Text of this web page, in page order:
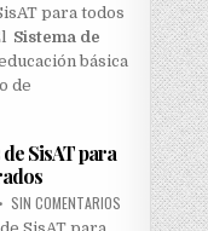
para todos
Sistema de
básica
de
SisAT para
• SIN COMENTARIOS